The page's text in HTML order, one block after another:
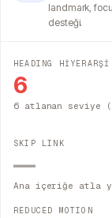
landmark,
desteği.
HEADING HİYERARŞİ
6
6 atlanan seviye
SKIP LINK
—
Ana içeriğe atla
REDUCED MOTION